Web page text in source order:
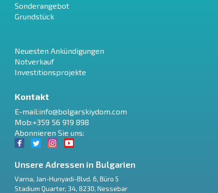
Sonderangebot
Grundstück
Neuesten Ankündigungen
Notverkauf
Investitionsprojekte
Kontakt
E-mail:info@bolgarskiydom.com
Mob:+359 56 919 898
Abonnieren Sie uns:
Unsere Adressen in Bulgarien
Varna, Jan-Hunyadi-Blvd. 6, Büro 5
Stadium Quarter, 34, 8230, Nessebar